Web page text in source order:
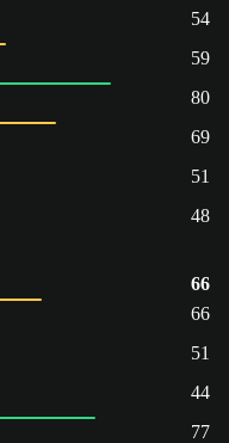
54
59
80
69
51
48
66
66
51
44
77